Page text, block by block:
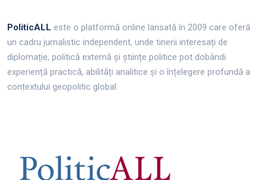
PoliticALL este o platformă online lansată în 2009 care oferă
un cadru jurnalistic independent, unde tinerii interesați de
diplomație, politică externă și științe politice pot dobândi
experiență practică, abilități analitice și o înțelegere profundă a
contextului geopolitic global.